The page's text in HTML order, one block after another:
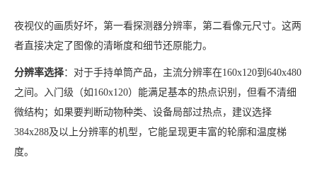
夜视仪的画质好坏，第一看探测器分辨率，第二看像元尺寸。这两
者直接决定了图像的清晰度和细节还原能力。
分辨率选择：对于手持单筒产品，主流分辨率在160x120到640x480
之间。入门级（如160x120）能满足基本的热点识别，但看不清细
微结构；如果要判断动物种类、设备局部过热点，建议选择
384x288及以上分辨率的机型，它能呈现更丰富的轮廓和温度梯
度。